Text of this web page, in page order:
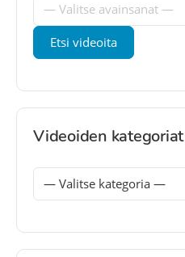
Videoiden kategoriat